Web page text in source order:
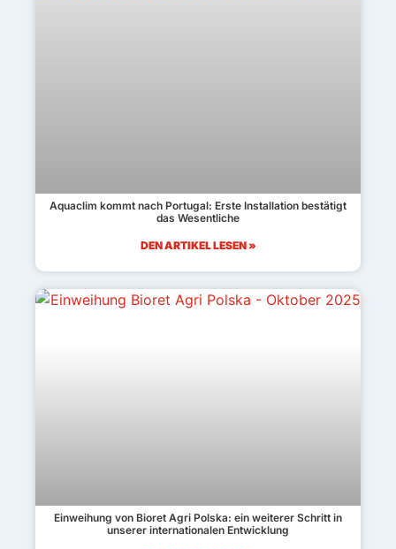
Aquaclim kommt nach Portugal: Erste Installation bestätigt
das Wesentliche
DEN ARTIKEL LESEN »
Einweihung von Bioret Agri Polska: ein weiterer Schritt in
unserer internationalen Entwicklung